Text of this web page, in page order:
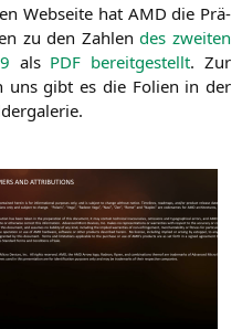
Web­sei­te hat AMD die Prä­
zu den Zah­lendes zwei­ten
als PDF bereit­ge­stellt. Zur
uns gibt es die Foli­en in der